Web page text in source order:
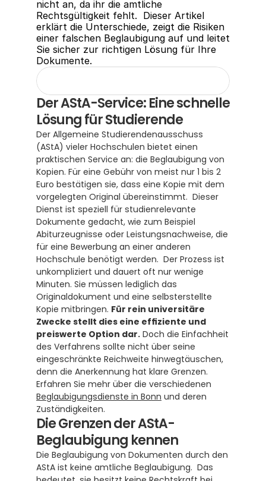
nicht an, da ihr die amtliche
Rechtsgültigkeit fehlt.  Dieser Artikel
erklärt die Unterschiede, zeigt die Risiken
einer falschen Beglaubigung auf und leitet
Sie sicher zur richtigen Lösung für Ihre
Dokumente.
Der AStA-Service: Eine schnelle
Lösung für Studierende
Der Allgemeine Studierendenausschuss
(AStA) vieler Hochschulen bietet einen
praktischen Service an: die Beglaubigung von
Kopien. Für eine Gebühr von meist nur 1 bis 2
Euro bestätigen sie, dass eine Kopie mit dem
vorgelegten Original übereinstimmt.  Dieser
Dienst ist speziell für studienrelevante
Dokumente gedacht, wie zum Beispiel
Abiturzeugnisse oder Leistungsnachweise, die
für eine Bewerbung an einer anderen
Hochschule benötigt werden.  Der Prozess ist
unkompliziert und dauert oft nur wenige
Minuten. Sie müssen lediglich das
Originaldokument und eine selbsterstellte
Kopie mitbringen. Für rein universitäre
Zwecke stellt dies eine effiziente und
preiswerte Option dar. Doch die Einfachheit
des Verfahrens sollte nicht über seine
eingeschränkte Reichweite hinwegtäuschen,
denn die Anerkennung hat klare Grenzen.
Beglaubigungsdienste in Bonn und deren
Zuständigkeiten.
Die Grenzen der AStA-
Beglaubigung kennen
Die Beglaubigung von Dokumenten durch den
AStA ist keine amtliche Beglaubigung.  Das